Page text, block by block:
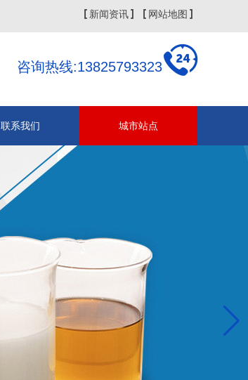
新闻资讯 网站地图
咨询热线:13825793323
联系我们 城市站点